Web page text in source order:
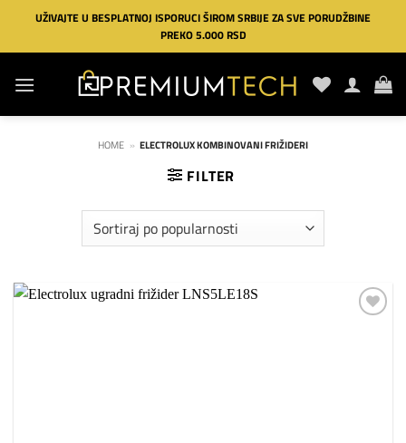
Preskoči
sadržaj
UŽIVAJTE U BESPLATNOJ ISPORUCI ŠIROM SRBIJE ZA SVE PORUDŽBINE
PREKO 5.000 RSD
HOME » ELECTROLUX KOMBINOVANI FRIŽIDERI
FILTER